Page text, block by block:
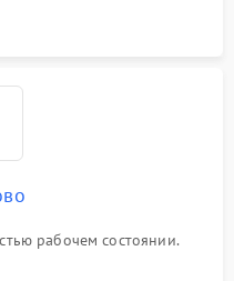
рабочем состоянии.